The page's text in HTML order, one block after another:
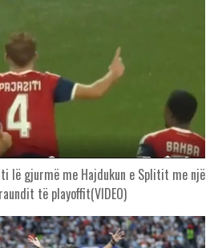
lë gjurmë me Hajdukun e Splitit me një
të playoffit(VIDEO)